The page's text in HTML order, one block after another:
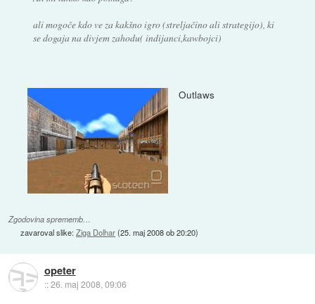
ali mogoče kdo ve za kakšno igro (streljačino ali strategijo), ki
se dogaja na divjem zahodu( indijanci,kawbojci)
Outlaws
Zgodovina sprememb…
zavaroval slike:Ziga Dolhar(25. maj 2008 ob 20:20)
opeter
::26. maj 2008, 09:06